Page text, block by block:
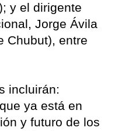
y el dirigente
Jorge Ávila
Chubut), entre
incluirán:
ya está en
y futuro de los